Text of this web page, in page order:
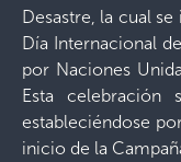
Desastre, la cual
Día Internacional
por Naciones
Esta celebración
estableciéndose
inicio de la